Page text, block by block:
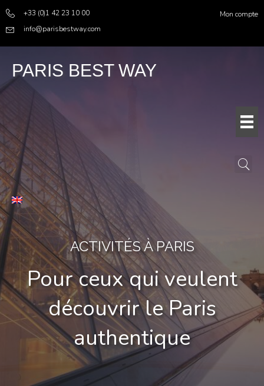
+33 (0)1 42 23 10 00
info@parisbestway.com
Mon compte
PARIS BEST WAY
ACTIVITÉS À PARIS
Pour ceux qui veulent
découvrir le Paris
authentique